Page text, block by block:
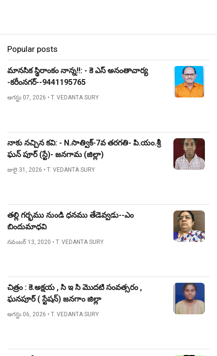
Popular posts
మానసిక స్థిరాంకం నాన్న!!: - కె ఎస్ అనంతాచార్య
-కరీంనగర్--9441195765
ఆగస్టు 07, 2026 • T. VEDANTA SURY
నాకు నచ్చిన కవి: - N.సాత్విక్-7వ తరగతి- పి.యం.శ్రీ
ఘన్ పూర్ (స్టే)- జనగామ (జిల్లా)
జులై 31, 2026 • T. VEDANTA SURY
తల్లి గర్భము నుండి ధనము తేడెవ్వడు--ఎం
బిందుమాధవి
నవంబర్ 13, 2020 • T. VEDANTA SURY
చిత్రం : కె.అక్షయ , సి ఇ సి మొదటి సంవత్సరం ,
ఘనపూర్ ( స్టేషన్) జనగాం జిల్లా
ఆగస్టు 06, 2026 • T. VEDANTA SURY